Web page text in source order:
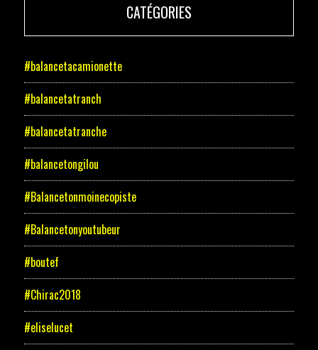
CATÉGORIES
#balancetacamionette
#balancetatranch
#balancetatranche
#balancetongilou
#Balancetonmoinecopiste
#Balancetonyoutubeur
#boutef
#Chirac2018
#eliselucet